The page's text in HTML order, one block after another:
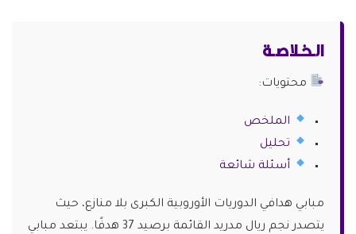
الـخـلاصـة
محتويات:
الملخص
تحليل
أسئلة شائعة
مبابي هدافي الدوريات الأوروبية الكبرى بلا منازع، حيث
يتصدر نجم ريال مدريد القائمة برصيد 37 هدفًا. يبتعد مبابي